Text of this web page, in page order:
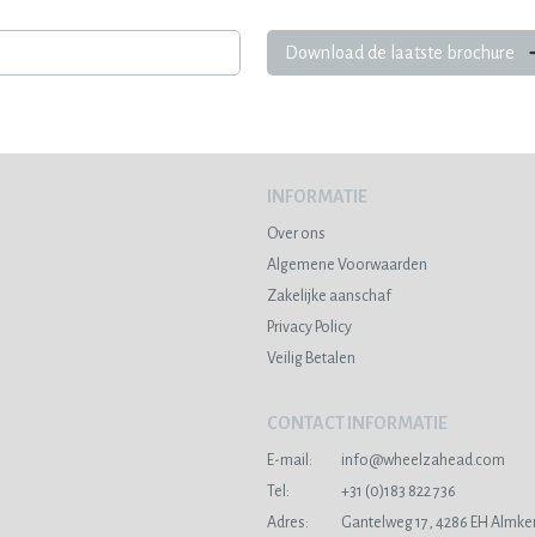
Download de laatste brochure
INFORMATIE
Over ons
Algemene Voorwaarden
Zakelijke aanschaf
Privacy Policy
Veilig Betalen
CONTACT INFORMATIE
E-mail:
info@wheelzahead.com
Tel:
+31 (0)183 822 736
Adres:
Gantelweg 17, 4286 EH